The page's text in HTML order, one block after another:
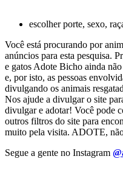
escolher porte, sexo,
Você está procurando por
anúncios para esta pesquisa.
e gatos Adote Bicho ainda
e, por isto, as pessoas
divulgando os animais
Nos ajude a divulgar o site
divulgar e adotar! Você pode
outros filtros do site para
muito pela visita. ADOTE,
Segue a gente no Instagram